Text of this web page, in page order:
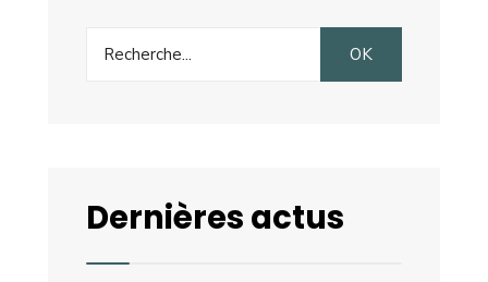
for:
OK
Dernières actus